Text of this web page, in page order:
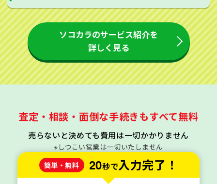
ソコカラのサービス紹介を
詳しく見る
査定・相談・面倒な手続きもすべて無料
売らないと決めても費用は一切かかりません
※しつこい営業は一切いたしません
簡単・無料
20秒で入力完了！